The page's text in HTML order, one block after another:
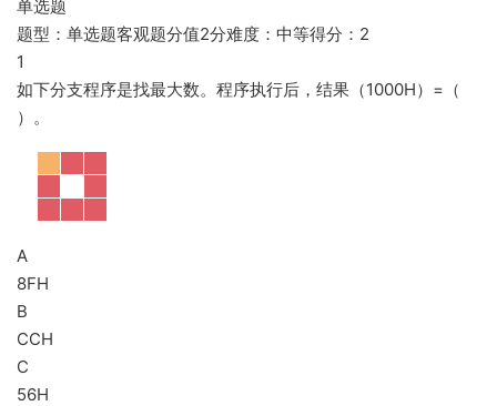
单选题
题型：单选题客观题分值2分难度：中等得分：2
1
如下分支程序是找最大数。程序执行后，结果（1000H）=（
）。
A
8FH
B
CCH
C
56H